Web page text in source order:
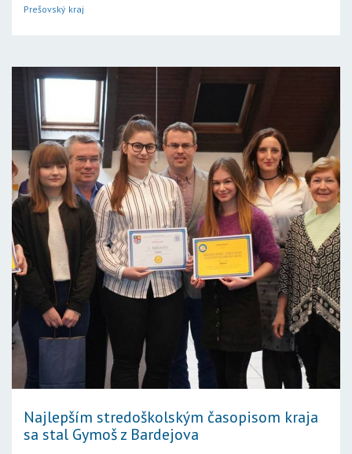
Prešovský kraj
Najlepším stredoškolským časopisom kraja
sa stal Gymoš z Bardejova